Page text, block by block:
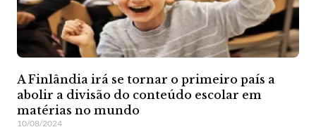
A Finlândia irá se tornar o primeiro país a
abolir a divisão do conteúdo escolar em
matérias no mundo
10/08/2024